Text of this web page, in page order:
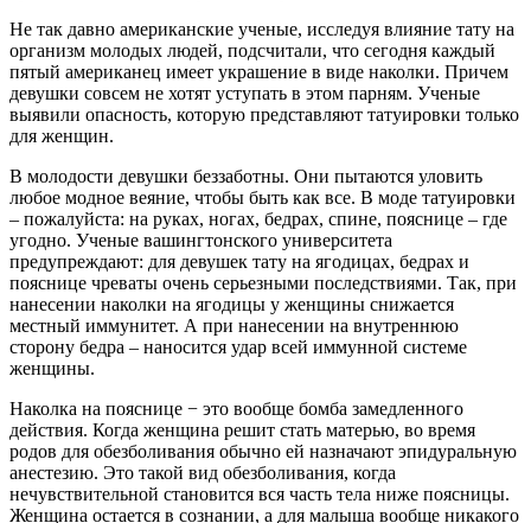
Не так давно американские ученые, исследуя влияние тату на
организм молодых людей, подсчитали, что сегодня каждый
пятый американец имеет украшение в виде наколки. Причем
девушки совсем не хотят уступать в этом парням. Ученые
выявили опасность, которую представляют татуировки только
для женщин.
В молодости девушки беззаботны. Они пытаются уловить
любое модное веяние, чтобы быть как все. В моде татуировки
– пожалуйста: на руках, ногах, бедрах, спине, пояснице – где
угодно. Ученые вашингтонского университета
предупреждают: для девушек тату на ягодицах, бедрах и
пояснице чреваты очень серьезными последствиями. Так, при
нанесении наколки на ягодицы у женщины снижается
местный иммунитет. А при нанесении на внутреннюю
сторону бедра – наносится удар всей иммунной системе
женщины.
Наколка на пояснице − это вообще бомба замедленного
действия. Когда женщина решит стать матерью, во время
родов для обезболивания обычно ей назначают эпидуральную
анестезию. Это такой вид обезболивания, когда
нечувствительной становится вся часть тела ниже поясницы.
Женщина остается в сознании, а для малыша вообще никакого